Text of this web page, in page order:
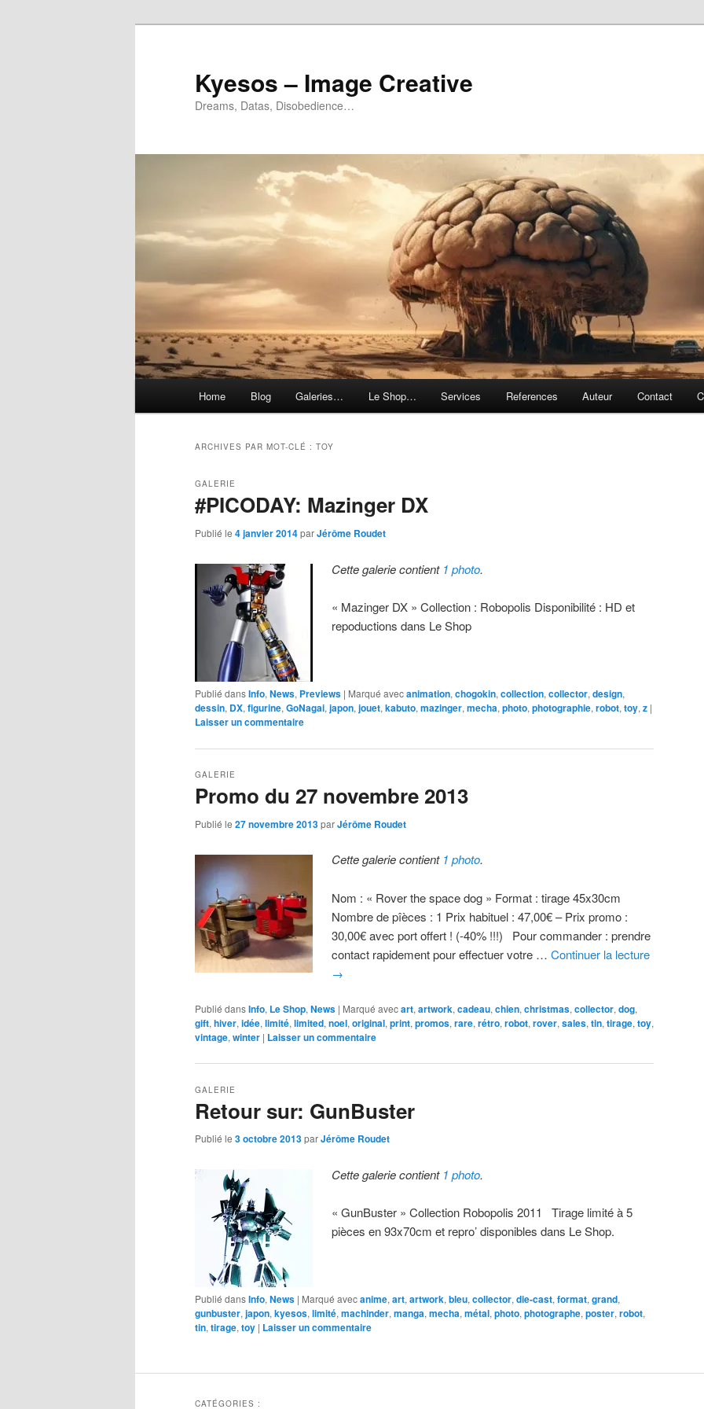
Kyesos – Image Creative
Dreams, Datas, Disobedience…
Home Blog Galeries… Le Shop… Services References Auteur Contact
ARCHIVES PAR MOT-CLÉ : TOY
#PICODAY: Mazinger DX
GALERIE
Publié le 4 janvier 2014parJérôme Roudet
Cette galerie contient 1 photo.
« Mazinger DX » Collection : Robopolis Disponibilité : HD et
repoductions dans Le Shop
Publié dansInfo, News, Previews | Marqué avecanimation, chogokin, collection, collector, design,
dessin, DX, figurine, GoNagai, japon, jouet, kabuto, mazinger, mecha, photo, photographie, robot, toy, z |
Laisser un commentaire
Promo du 27 novembre 2013
GALERIE
Publié le 27 novembre 2013parJérôme Roudet
Cette galerie contient 1 photo.
Nom : « Rover the space dog » Format : tirage 45x30cm
Nombre de pîèces : 1 Prix habituel : 47,00€ – Prix promo :
30,00€ avec port offert ! (-40% !!!) Pour commander : prendre
contact rapidement pour effectuer votre …Continuer la lecture
→
Publié dansInfo, Le Shop, News | Marqué avecart, artwork, cadeau, chien, christmas, collector, dog,
gift, hiver, idée, limité, limited, noel, original, print, promos, rare, rétro, robot, rover, sales, tin, tirage, toy,
vintage, winter | Laisser un commentaire
Retour sur: GunBuster
GALERIE
Publié le 3 octobre 2013parJérôme Roudet
Cette galerie contient 1 photo.
« GunBuster » Collection Robopolis 2011 Tirage limité à 5
pièces en 93x70cm et repro’ disponibles dans Le Shop.
Publié dansInfo,News | Marqué avecanime,art,artwork,bleu,collector,die-cast,format,grand,
gunbuster,japon,kyesos,limité,machinder,manga,mecha,métal,photo,photographe,poster,robot,
tin,tirage,toy | Laisser un commentaire
CATÉGORIES :